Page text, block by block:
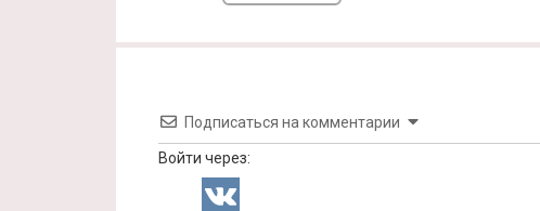
Подписаться на комментарии
Войти через: